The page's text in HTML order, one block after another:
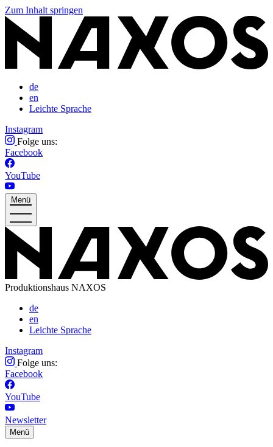
Zum Inhalt springen
de
en
Leichte Sprache
Instagram
Folge uns:
Facebook
YouTube
Menü
Produktionshaus NAXOS
de
en
Leichte Sprache
Instagram
Folge uns:
Facebook
YouTube
Newsletter
Menü